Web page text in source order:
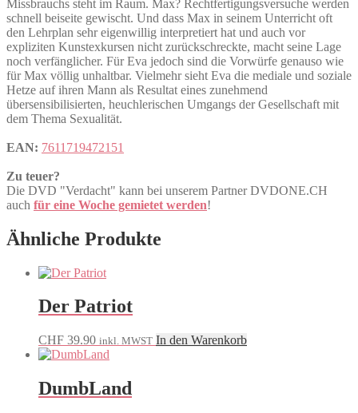
Missbrauchs steht im Raum. Max? Rechtfertigungsversuche werden
schnell beiseite gewischt. Und dass Max in seinem Unterricht oft
den Lehrplan sehr eigenwillig interpretiert hat und auch vor
expliziten Kunstexkursen nicht zurückschreckte, macht seine Lage
noch verfänglicher. Für Eva jedoch sind die Vorwürfe genauso wie
für Max völlig unhaltbar. Vielmehr sieht Eva die mediale und soziale
Hetze auf ihren Mann als Resultat eines zunehmend
übersensibilisierten, heuchlerischen Umgangs der Gesellschaft mit
dem Thema Sexualität.
EAN: 7611719472151
Zu teuer?
Die DVD "Verdacht" kann bei unserem Partner DVDONE.CH
auch für eine Woche gemietet werden!
Ähnliche Produkte
Der Patriot
CHF 39.90 inkl. MWST In den Warenkorb
DumbLand